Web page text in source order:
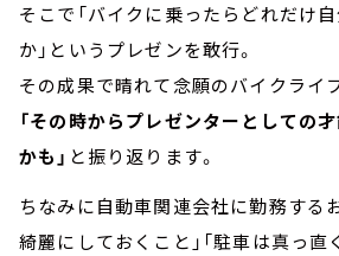
そこで「バイクに乗ったらどれだけ
か」というプレゼンを敢行。
その成果で晴れて念願のバイクライ
「その時からプレゼンターとしての
かも」 と振り返ります。
ちなみに自動車関連会社に勤務する
綺麗にしておくこと」「駐車は真っ直